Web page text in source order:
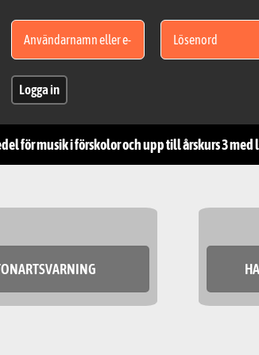
Logga in
för musik i förskolor och upp till årskurs 3